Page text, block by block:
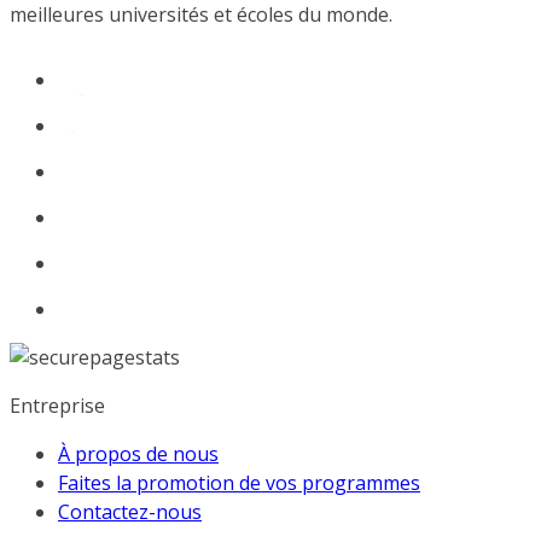
meilleures universités et écoles du monde.
Entreprise
À propos de nous
Faites la promotion de vos programmes
Contactez-nous